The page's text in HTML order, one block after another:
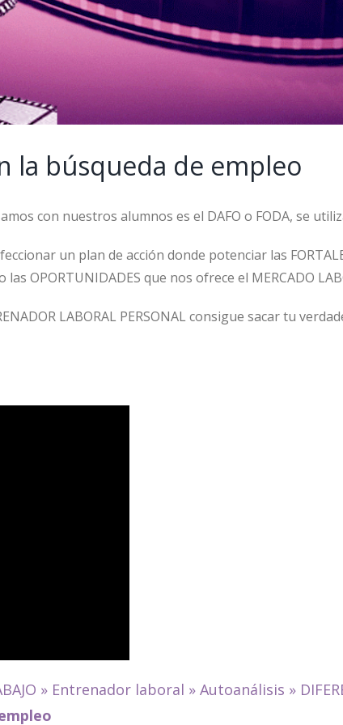
la búsqueda de empleo
con nuestros alumnos es el DAFO o FODA, se
un plan de acción donde potenciar las
OPORTUNIDADES que nos ofrece el MERCADO
LABORAL PERSONAL consigue sacar tu
» Entrenador laboral » Autoanálisis »